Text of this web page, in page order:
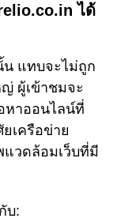
ได้
น แทบจะไม่ถูก
ผู้เข้าชมจะ
หาออนไลน์ที่
เครือข่าย
วดล้อมเว็บที่มี
บ: